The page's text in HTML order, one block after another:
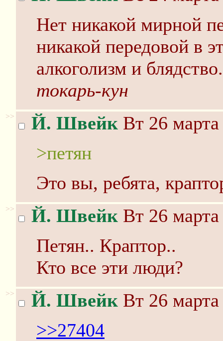
Нет никакой мирной
никакой передовой в
алкоголизм и блядство.
токарь-кун
>> Й. Швейк Вт 26
>петян
Это вы, ребята,
>> Й. Швейк Вт 26
Петян.. Краптор..
Кто все эти люди?
>> Й. Швейк Вт 26
>>27404